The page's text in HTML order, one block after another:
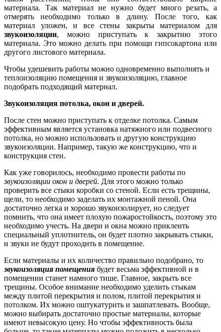
материала. Так материал не нужно будет много резать, а
отмерять необходимо только в длину. После того, как
материал уложен, и все стены закрыты материалом для
звукоизоляции, можно приступать к закрытию этого
материала. Это можно делать при помощи гипсокартона или
другого листового материала.
Чтобы удешевить работы можно одновременно выполнять и
теплоизоляцию помещения и звукоизоляцию, главное
подобрать подходящий материал.
Звукоизоляция потолка, окон и дверей.
После стен можно приступать к отделке потолка. Самым
эффективным является установка натяжного или подвесного
потолка, но можно использовать и другую конструкцию
звукоизоляции. Например, такую же конструкцию, что и
конструкция стен.
Как уже говорилось, необходимо провести работы по
звукоизоляции окон и дверей. Для этого можно только
проверить все стыки коробки со стеной. Если есть трещины,
щели, то необходимо заделать их монтажной пеной. Она
достаточно легка и хорошо звукоизолирует, но следует
помнить, что она имеет плохую пожаростойкость, поэтому это
необходимо учесть. На двери и окна можно приклеить
специальный уплотнитель, он будет плотно закрывать стыки,
и звуки не будут проходить в помещение.
Если материалы и их количество правильно подобрано, то
звукоизоляция помещения будет весьма эффективной и в
помещении станет намного тише. Главное, закрыть все
трещины. Особое внимание необходимо уделить стыкам
между плитой перекрытия и полом, плитой перекрытия и
потолком. Их можно оштукатурить и зашпатлевать. Вообще,
можно выбирать достаточно простые материалы, которые
имеют невысокую цену. Но чтобы эффективность была